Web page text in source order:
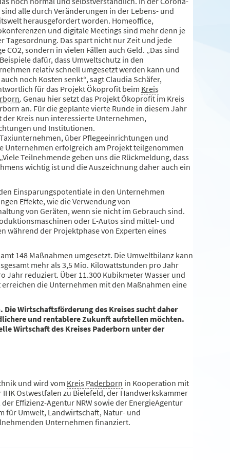
sind alle durch Veränderungen in der Lebens- und
herausgefordert worden. Homeoffice,
und digitale Meetings sind mehr denn je
Tagesordnung. Das spart nicht nur Zeit und jede
CO2, sondern in vielen Fällen auch Geld. „Das sind
dafür, dass Umweltschutz in den
relativ schnell umgesetzt werden kann und
noch Kosten senkt“, sagt Claudia Schäfer,
für das Projekt Ökoprofit beim Kreis
. Genau hier setzt das Projekt Ökoprofit im Kreis
an. Für die geplante vierte Runde in diesem Jahr
der Kreis nun interessierte Unternehmen,
und Institutionen.
über Pflegeeinrichtungen und
erfolgreich am Projekt teilgenommen
Teilnehmende geben uns die Rückmeldung, dass
wichtig ist und die Auszeichnung daher auch ein
Einsparungspotentiale in den Unternehmen
Effekte, wie die Verwendung von
von Geräten, wenn sie nicht im Gebrauch sind.
oder E-Autos sind mittel- und
der Projektphase von Experten eines
148 Maßnahmen umgesetzt. Die Umweltbilanz kann
mehr als 3,5 Mio. Kilowattstunden pro Jahr
Jahr reduziert. Über 11.300 Kubikmeter Wasser und
die Unternehmen mit den Maßnahmen eine
Wirtschaftsförderung des Kreises sucht daher
und rentablere Zukunft aufstellen möchten.
Wirtschaft des Kreises Paderborn unter der
und wird vom Kreis Paderborn in Kooperation mit
Ostwestfalen zu Bielefeld, der Handwerkskammer
Effizienz-Agentur NRW sowie der EnergieAgentur
für Umwelt, Landwirtschaft, Natur- und
Unternehmen finanziert.